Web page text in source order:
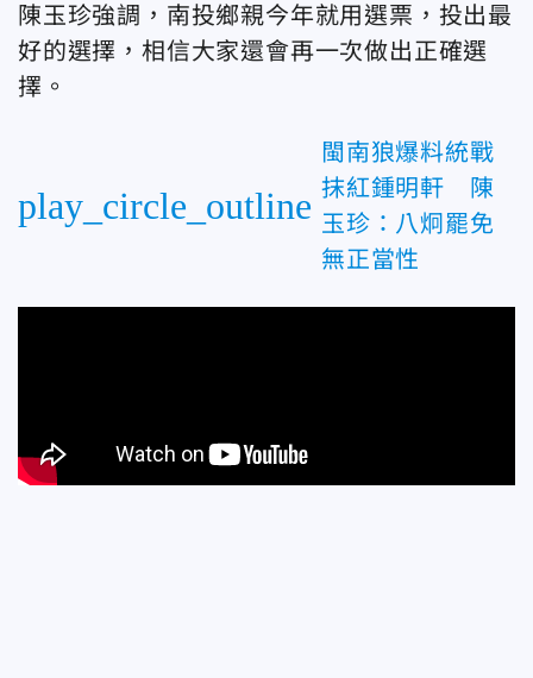
陳玉珍強調，南投鄉親今年就用選票，投出最
好的選擇，相信大家還會再一次做出正確選
擇。
play_circle_outline
閩南狼爆料統戰
抹紅鍾明軒 陳
玉珍：八炯罷免
無正當性